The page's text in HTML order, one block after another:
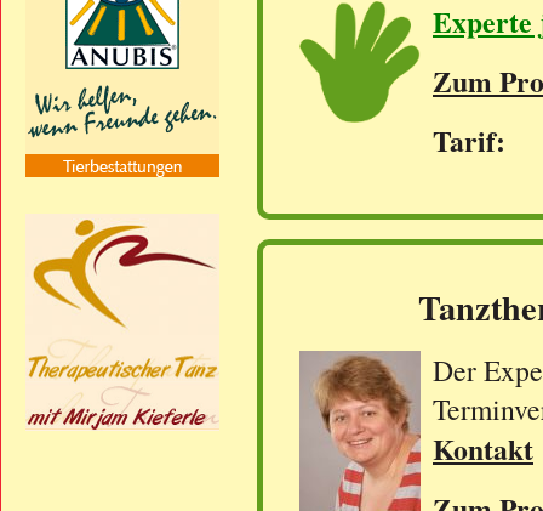
Experte
Zum
Tarif:
Der
Kontakt